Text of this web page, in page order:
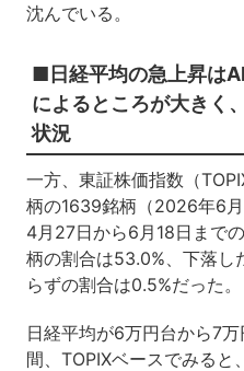
沈んでいる。
■日経平均の急上昇は
によるところが大きく
状況
一方、東証株価指数（
柄の1639銘柄（2026年6
4月27日から6月18日まで
柄の割合は53.0%、下落し
らずの割合は0.5%だった。
日経平均が6万円台から7
間、TOPIXベースでみると